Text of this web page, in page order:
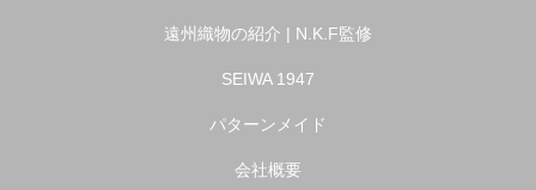
遠州織物の紹介 | N.K.F監修
SEIWA 1947
パターンメイド
会社概要